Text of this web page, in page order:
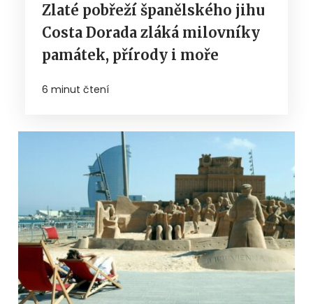
Zlaté pobřeží španělského jihu
Costa Dorada zláká milovníky
památek, přírody i moře
6 minut čtení